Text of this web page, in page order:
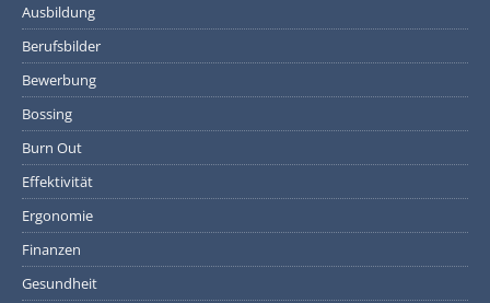
Ausbildung
Berufsbilder
Bewerbung
Bossing
Burn Out
Effektivität
Ergonomie
Finanzen
Gesundheit